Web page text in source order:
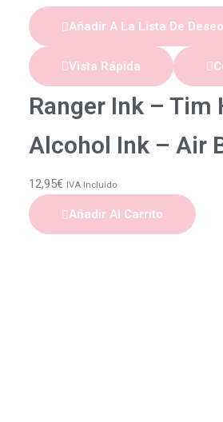
Añadir A La Lista De
Vista Rápida
Ranger Ink – Tim
Alcohol Ink – Air
12,95€ IVA Incluido
Añadir Al Carrito